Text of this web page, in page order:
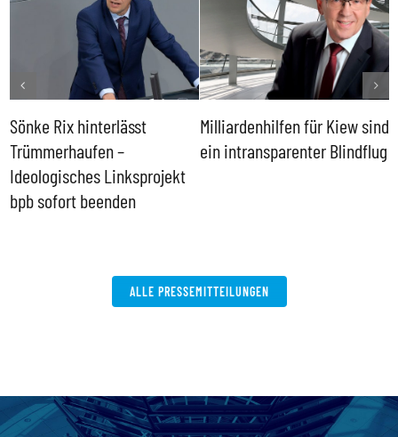
Sönke Rix hinterlässt
Trümmerhaufen –
Ideologisches Linksprojekt
bpb sofort beenden
Milliardenhilfen für Kiew sind
ein intransparenter Blindflug
ALLE PRESSEMITTEILUNGEN